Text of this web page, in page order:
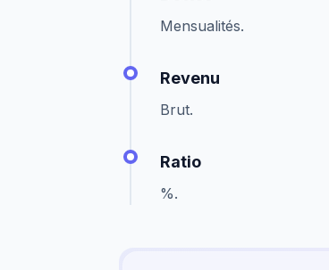
Mensualités.
Revenu
Brut.
Ratio
%.